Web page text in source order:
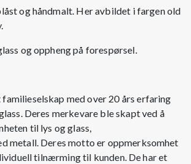
og håndmalt. Her avbildet i fargen old
og oppheng på forespørsel.
med over 20 års erfaring
Deres merkevare ble skapt ved å
til lys og glass,
metall. Deres motto er oppmerksomhet
tilnærming til kunden. De har et